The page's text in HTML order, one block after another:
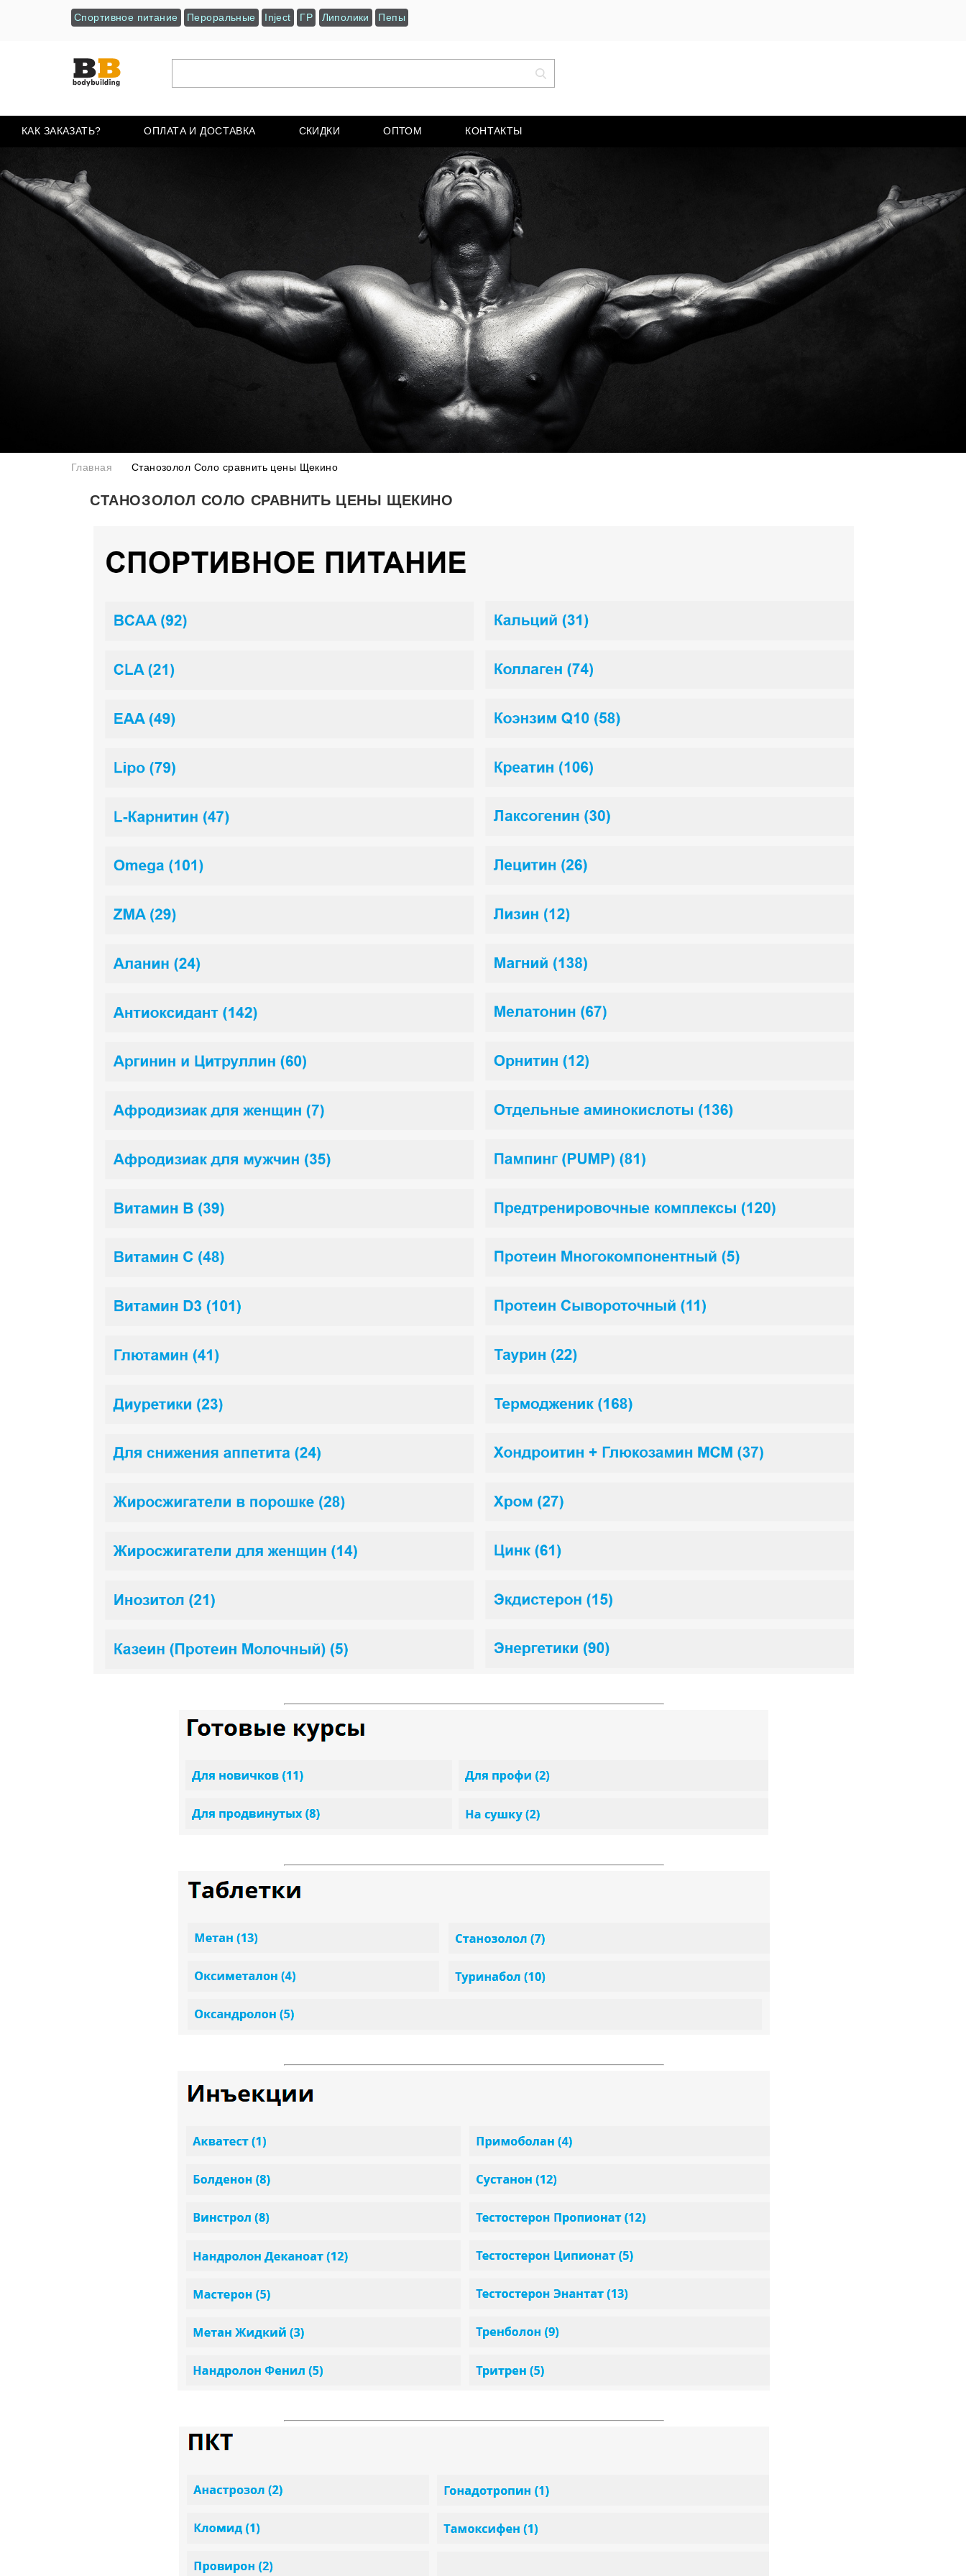
Спортивное питание Пероральные Inject ГР Липолики Пепы
КАК ЗАКАЗАТЬ? ОПЛАТА И ДОСТАВКА СКИДКИ ОПТОМ КОНТАКТЫ
Главная Станозолол Соло сравнить цены Щекино
СТАНОЗОЛОЛ СОЛО СРАВНИТЬ ЦЕНЫ ЩЕКИНО